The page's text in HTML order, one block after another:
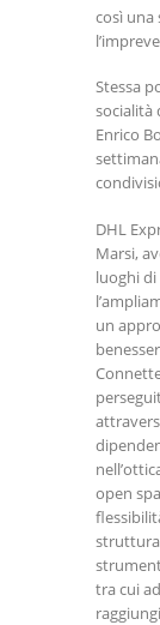
così una
Stessa
socialità
Enrico
DHL
Marsi,
luoghi
un
open
tra cui